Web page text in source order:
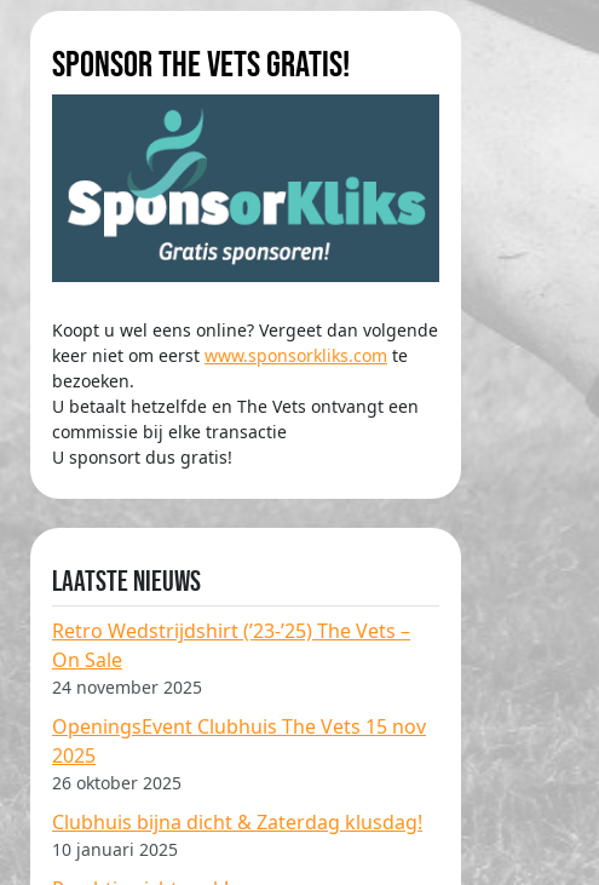
Sponsor The Vets gratis!
Koopt u wel eens online? Vergeet dan volgende
keer niet om eerst www.sponsorkliks.com te
bezoeken.
U betaalt hetzelfde en The Vets ontvangt een
commissie bij elke transactie
U sponsort dus gratis!
Laatste nieuws
Retro Wedstrijdshirt (’23-’25) The Vets –
On Sale
24 november 2025
OpeningsEvent Clubhuis The Vets 15 nov
2025
26 oktober 2025
Clubhuis bijna dicht & Zaterdag klusdag!
10 januari 2025